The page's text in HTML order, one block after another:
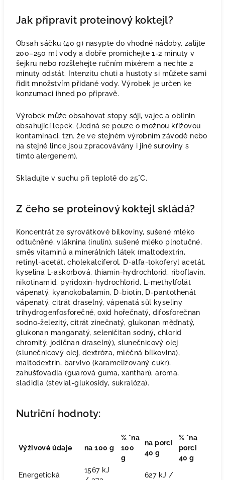
Jak připravit proteinový koktejl?
Obsah sáčku (40 g) nasypte do vhodné nádoby, zalijte
200–250 ml vody a dobře promíchejte 1-2 minuty v
šejkru nebo rozšlehejte ručním mixérem a nechte 2
minuty odstát. Intenzitu chuti a hustoty si můžete sami
řídit množstvím přidané vody. Výrobek je určen ke
konzumaci ihned po přípravě.
Výrobek může obsahovat stopy sóji, vajec a obilnin
obsahující lepek. (Jedná se pouze o možnou křížovou
kontaminaci, tzn. že ve stejném výrobním závodě nebo
na stejné lince jsou zpracovávány i jiné suroviny s
tímto alergenem).
Skladujte v suchu při teplotě do 25°C.
Z čeho se proteinový koktejl skládá?
Koncentrát ze syrovátkové bílkoviny, sušené mléko
odtučněné, vláknina (inulin), sušené mléko plnotučné,
směs vitaminů a minerálních látek (maltodextrin,
retinyl-acetát, cholekalciferol, D-alfa-tokoferyl acetát,
kyselina L-askorbová, thiamin-hydrochlorid, riboflavin,
nikotinamid, pyridoxin-hydrochlorid, L-methylfolát
vápenatý, kyanokobalamin, D-biotin, D-pantothenát
vápenatý, citrát draselný, vápenatá sůl kyseliny
trihydrogenfosforečné, oxid hořečnatý, difosforečnan
sodno-železitý, citrát zinečnatý, glukonan měďnatý,
glukonan manganatý, seleničitan sodný, chlorid
chromitý, jodičnan draselný), slunečnicový olej
(slunečnicový olej, dextróza, mléčná bílkovina),
maltodextrin, barvivo (karamelizovaný cukr),
zahušťovadla (guarová guma, xanthan), aroma,
sladidla (stevial-glukosidy, sukralóza).
Nutriční hodnoty:
Výživové údaje na 100 g
% *na
100
g
na porci
40 g
% *na
porci
40 g
Energetická
1567 kJ
627 kJ /